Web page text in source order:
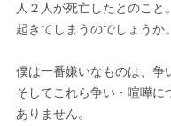
人２人が死亡したとのこ
起きてしまうのでしょうか。
僕は一番嫌いなものは、争
そしてこれら争い・喧嘩に
ありません。